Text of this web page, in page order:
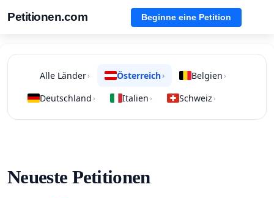
Petitionen.com Beginne eine Petition
Alle Länder› Österreich› Belgien ›
Deutschland › Italien › Schweiz ›
Neueste Petitionen